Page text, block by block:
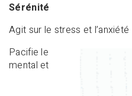
Sérénité
Agit sur le stress et l’anxiété
Pacifie le
mental et